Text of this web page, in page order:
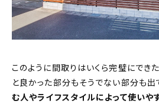
このように間取りはいくら完璧にでき
と良かった部分もそうでない部分も出
む人やライフスタイルによって使いや